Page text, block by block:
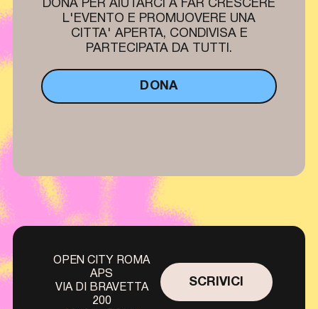
DONA PER AIUTARCI A FAR CRESCERE
L'EVENTO E PROMUOVERE UNA
CITTA' APERTA, CONDIVISA E
PARTECIPATA DA TUTTI.
DONA
OPEN CITY ROMA
APS
VIA DI BRAVETTA
200
SCRIVICI